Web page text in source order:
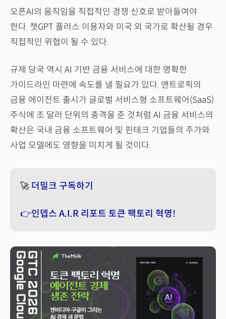
오픈AI의 움직임을 직접적인 경쟁 신호로 받아들여야
한다. 챗GPT 플러스 이용자와 미국 외 국가로 확산될 경우
직접적인 위협이 될 수 있다.
규제 당국 역시 AI 기반 금융 서비스에 대한 명확한
가이드라인 마련에 속도를 낼 필요가 있다. 앤트로픽의
금융 에이전트 출시가 글로벌 서비스형 소프트웨어(SaaS)
주식에 조 달러 단위의 충격을 준 것처럼 AI 금융 서비스의
확산은 국내 금융 소프트웨어 및 핀테크 기업들의 주가와
사업 모델에도 영향을 미치게 될 것이다.
🚀 더밀크 구독하기
👉인뎁스 A.I.R 리포트 토큰 팩토리 혁명!